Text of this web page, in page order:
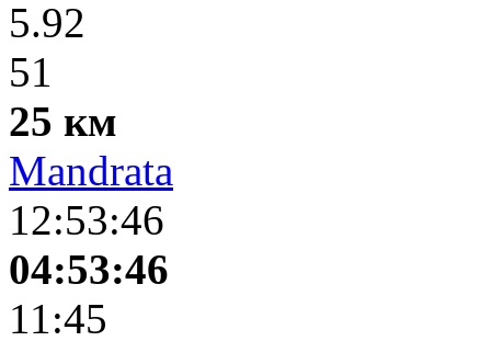
5.92
51
25 км
Mandrata
12:53:46
04:53:46
11:45